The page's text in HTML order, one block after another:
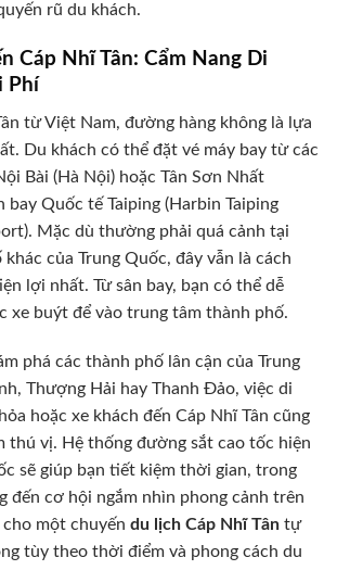
rũ du khách.
Cáp Nhĩ Tân: Cẩm Nang Di
Phí
từ Việt Nam, đường hàng không là lựa
Du khách có thể đặt vé máy bay từ các
Bài (Hà Nội) hoặc Tân Sơn Nhất
bay Quốc tế Taiping (Harbin Taiping
Mặc dù thường phải quá cảnh tại
của Trung Quốc, đây vẫn là cách
lợi nhất. Từ sân bay, bạn có thể dễ
xe buýt để vào trung tâm thành phố.
phá các thành phố lân cận của Trung
Thượng Hải hay Thanh Đảo, việc di
hoặc xe khách đến Cáp Nhĩ Tân cũng
thú vị. Hệ thống đường sắt cao tốc hiện
sẽ giúp bạn tiết kiệm thời gian, trong
đến cơ hội ngắm nhìn phong cảnh trên
một chuyến du lịch Cáp Nhĩ Tân tự
tùy theo thời điểm và phong cách du